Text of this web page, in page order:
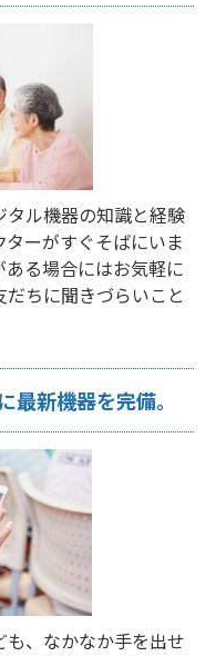
ル機器の知識と経験
ーがすぐそばにいま
る場合にはお気軽に
ちに聞きづらいこと
最新機器を完備。
も、なかなか手を出せ